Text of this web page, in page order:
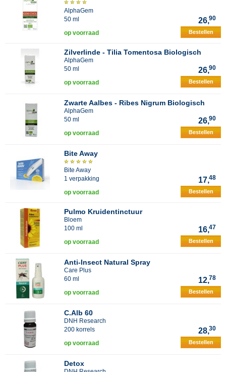
AlphaGem
50 ml
26,90
op voorraad Bestellen
Zilverlinde - Tilia Tomentosa Biologisch
AlphaGem
50 ml
26,90
op voorraad Bestellen
Zwarte Aalbes - Ribes Nigrum Biologisch
AlphaGem
50 ml
26,90
op voorraad Bestellen
Bite Away
Bite Away
1 verpakking
17,48
op voorraad Bestellen
Pulmo Kruidentinctuur
Bloem
100 ml
16,47
op voorraad Bestellen
Anti-Insect Natural Spray
Care Plus
60 ml
12,78
op voorraad Bestellen
C.Alb 60
DNH Research
200 korrels
28,30
op voorraad Bestellen
Detox